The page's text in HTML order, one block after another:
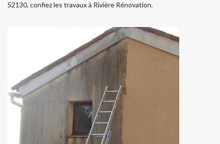
52130, confiez les travaux à Rivière Rénovation.